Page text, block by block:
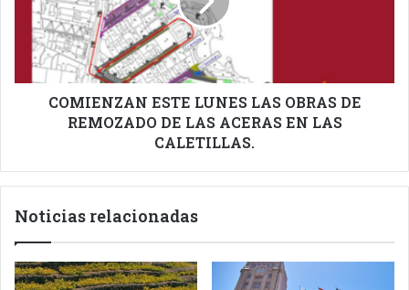
OBRAS
REMOZADO
LAS
ACERASCOMIENZAN ESTE LUNES LAS OBRAS DE
REMOZADO DE LAS ACERAS EN LAS
CALETILLAS.
Noticias relacionadas